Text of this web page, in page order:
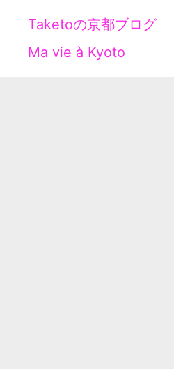
Taketoの京都ブログ
Ma vie à Kyoto